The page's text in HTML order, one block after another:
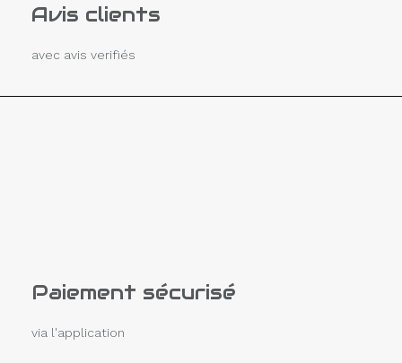
Avis clients
avec avis verifiés
Paiement sécurisé
via l'application